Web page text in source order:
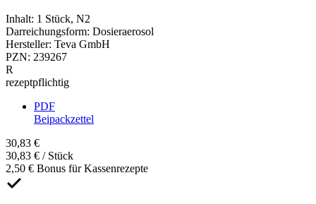
Inhalt: 1 Stück, N2
Darreichungsform: Dosieraerosol
Hersteller: Teva GmbH
PZN: 239267
R
rezeptpflichtig
PDF
Beipackzettel
30,83 €
30,83 € / Stück
2,50 € Bonus für Kassenrezepte